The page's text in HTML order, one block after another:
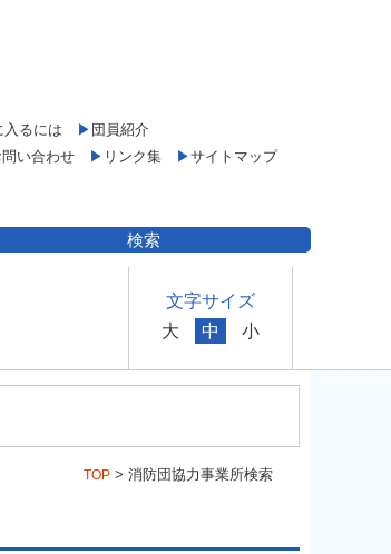
入るには ▶ 団員紹介
問い合わせ ▶ リンク集 ▶サイトマップ
文字サイズ
大
中 小
TOP > 消防団協力事業所検索